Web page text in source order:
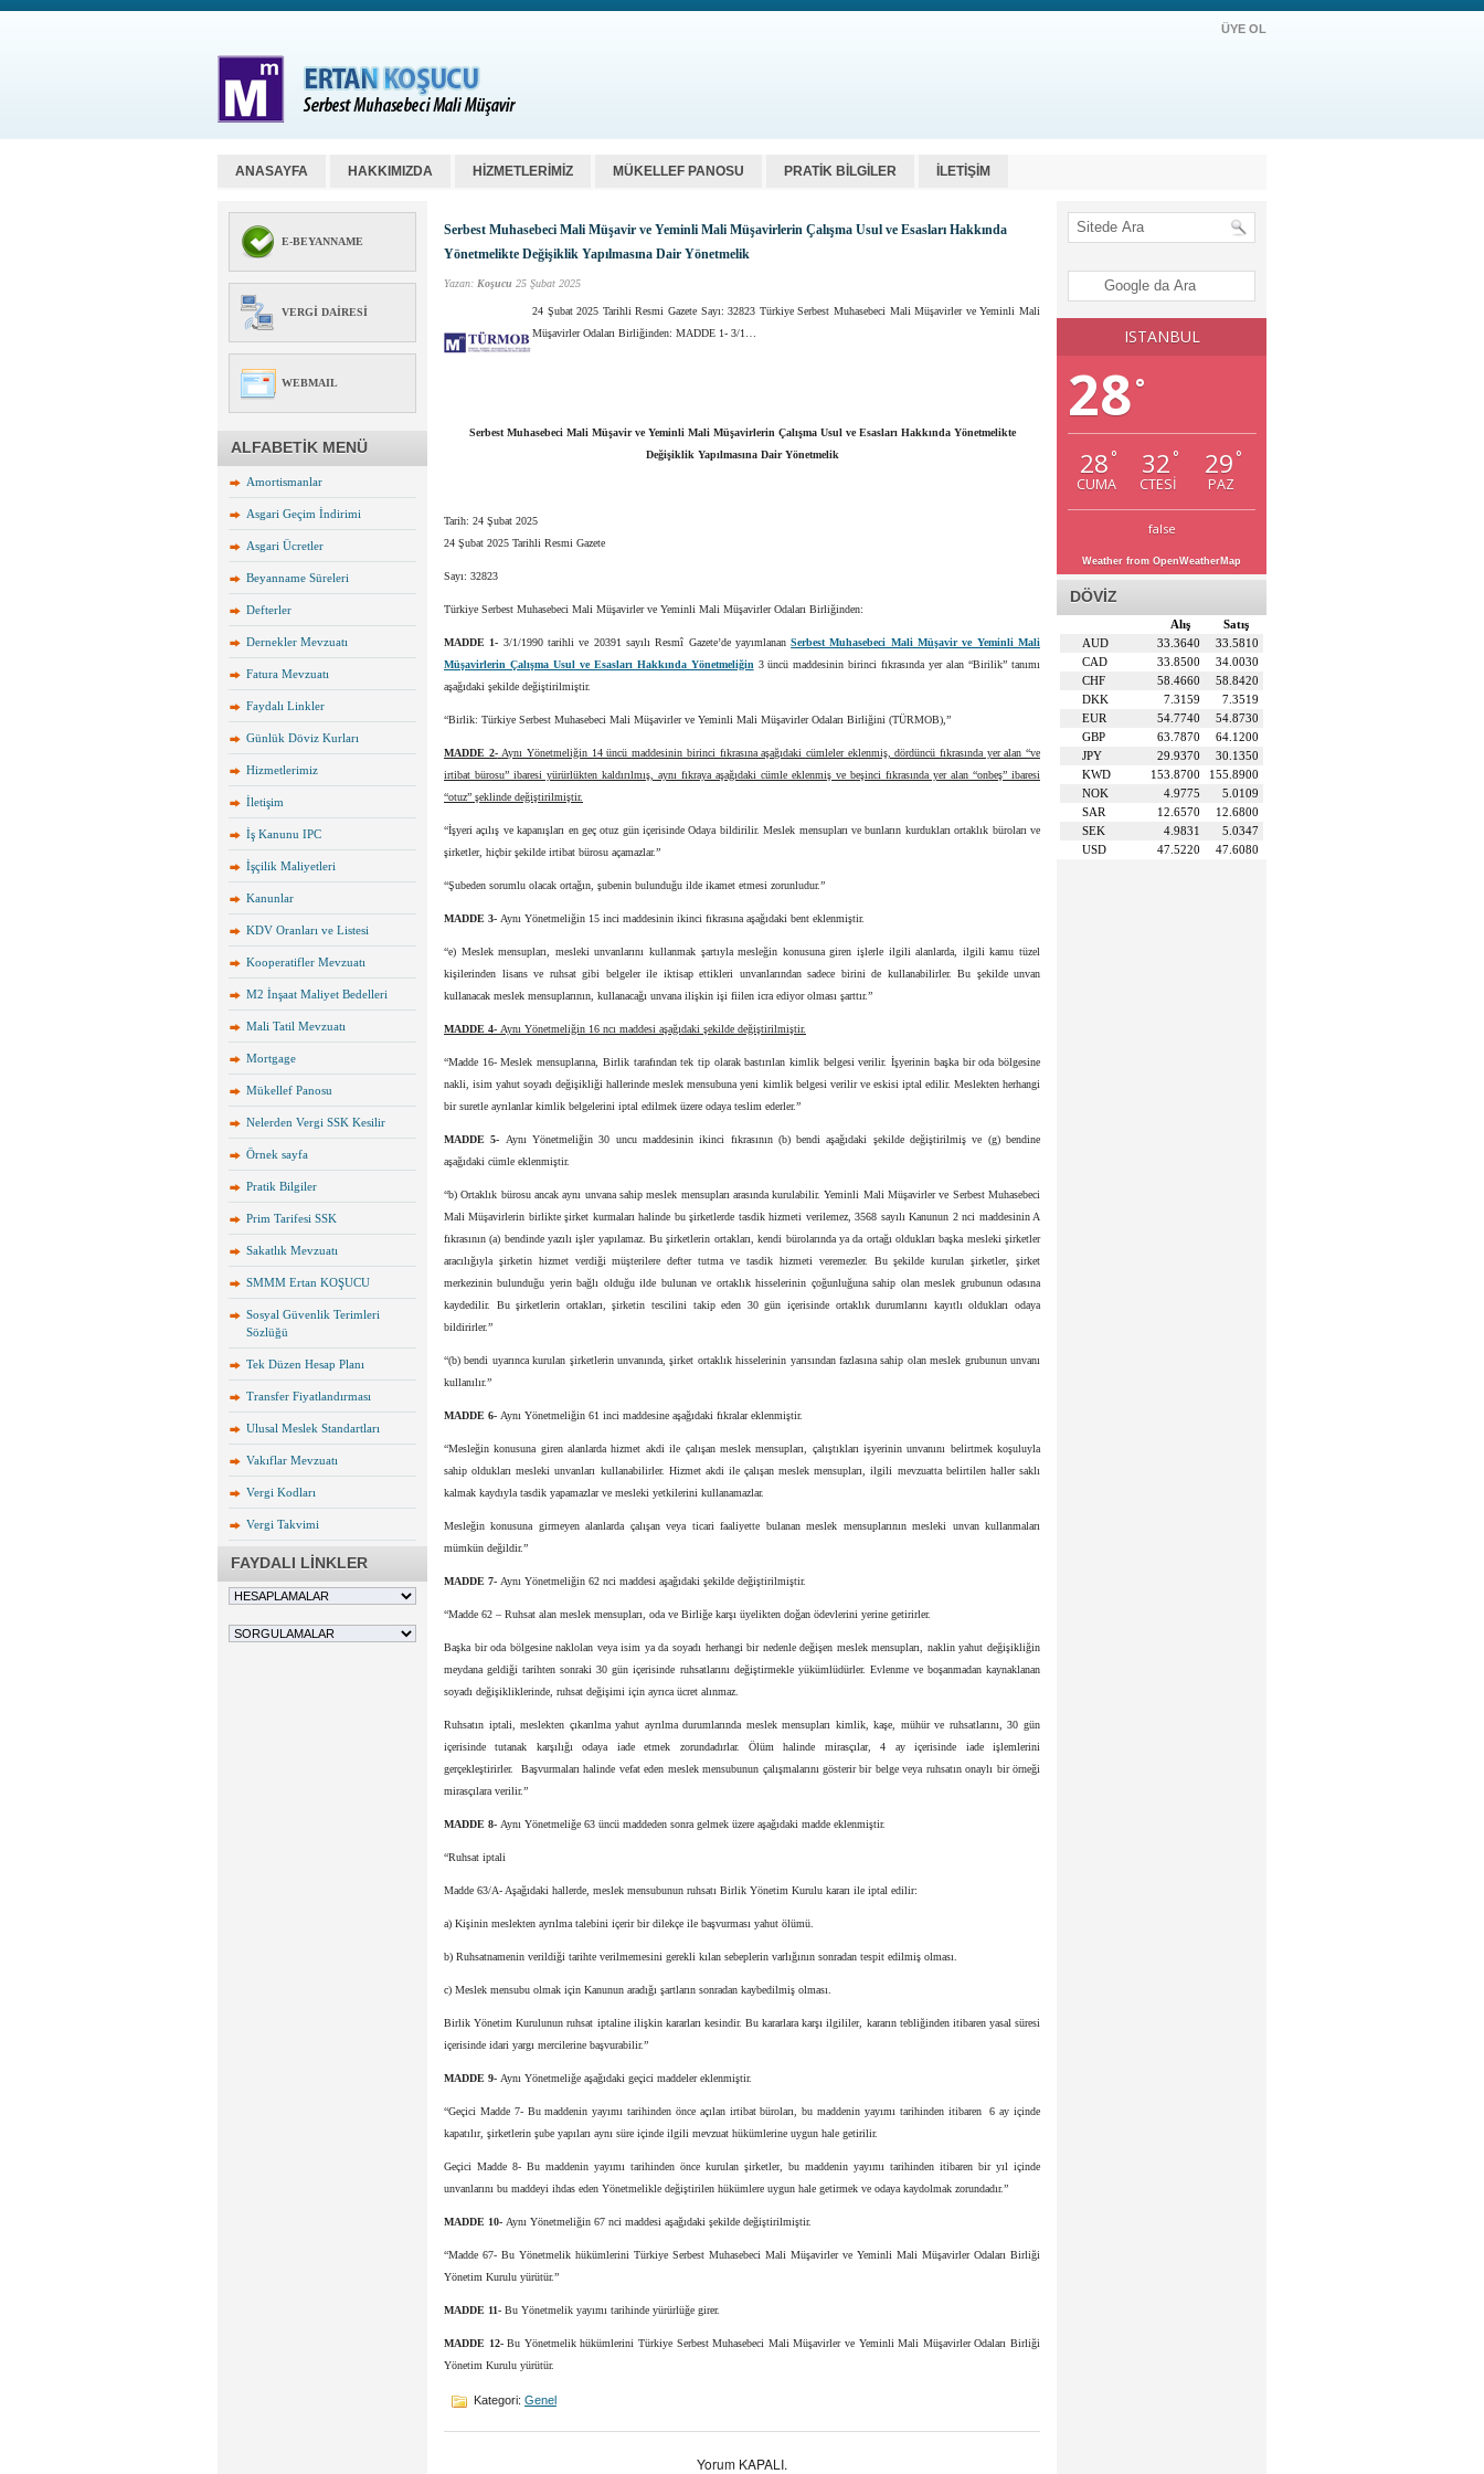
ÜYE OL
ANASAYFA HAKKIMIZDA HİZMETLERİMİZ MÜKELLEF PANOSU PRATİK BİLGİLER İLETİŞİM
E-BEYANNAME
VERGI DAIRESI
WEBMAIL
ALFABETİK MENÜ
Amortismanlar
Asgari Geçim İndirimi
Asgari Ücretler
Beyanname Süreleri
Defterler
Dernekler Mevzuatı
Fatura Mevzuatı
Faydalı Linkler
Günlük Döviz Kurları
Hizmetlerimiz
İletişim
İş Kanunu IPC
İşçilik Maliyetleri
Kanunlar
KDV Oranları ve Listesi
Kooperatifler Mevzuatı
M2 İnşaat Maliyet Bedelleri
Mali Tatil Mevzuatı
Mortgage
Mükellef Panosu
Nelerden Vergi SSK Kesilir
Örnek sayfa
Pratik Bilgiler
Prim Tarifesi SSK
Sakatlık Mevzuatı
SMMM Ertan KOŞUCU
Sosyal Güvenlik Terimleri
Sözlüğü
Tek Düzen Hesap Planı
Transfer Fiyatlandırması
Ulusal Meslek Standartları
Vakıflar Mevzuatı
Vergi Kodları
Vergi Takvimi
FAYDALI LİNKLER
Serbest Muhasebeci Mali Müşavir ve Yeminli Mali Müşavirlerin Çalışma Usul ve Esasları Hakkında
Yönetmelikte Değişiklik Yapılmasına Dair Yönetmelik
Yazan: Koşucu 25 Şubat 2025
24 Şubat 2025 Tarihli Resmi Gazete Sayı: 32823 Türkiye Serbest Muhasebeci Mali Müşavirler ve Yeminli Mali
Müşavirler Odaları Birliğinden: MADDE 1- 3/1…
Serbest Muhasebeci Mali Müşavir ve Yeminli Mali Müşavirlerin Çalışma Usul ve Esasları Hakkında Yönetmelikte
Değişiklik Yapılmasına Dair Yönetmelik
Tarih: 24 Şubat 2025
24 Şubat 2025 Tarihli Resmi Gazete
Sayı: 32823
Türkiye Serbest Muhasebeci Mali Müşavirler ve Yeminli Mali Müşavirler Odaları Birliğinden:
MADDE 1- 3/1/1990 tarihli ve 20391 sayılı Resmî Gazete’de yayımlananSerbest Muhasebeci Mali Müşavir ve Yeminli Mali
Müşavirlerin Çalışma Usul ve Esasları Hakkında Yönetmeliğin 3 üncü maddesinin birinci fıkrasında yer alan “Birilik” tanımı
aşağıdaki şekilde değiştirilmiştir.
“Birlik: Türkiye Serbest Muhasebeci Mali Müşavirler ve Yeminli Mali Müşavirler Odaları Birliğini (TÜRMOB),”
MADDE 2-Aynı Yönetmeliğin 14 üncü maddesinin birinci fıkrasına aşağıdaki cümleler eklenmiş, dördüncü fıkrasında yer alan “ve
irtibat bürosu” ibaresi yürürlükten kaldırılmış, aynı fıkraya aşağıdaki cümle eklenmiş ve beşinci fıkrasında yer alan “onbeş” ibaresi
“otuz” şeklinde değiştirilmiştir.
“İşyeri açılış ve kapanışları en geç otuz gün içerisinde Odaya bildirilir. Meslek mensupları ve bunların kurdukları ortaklık büroları ve
şirketler, hiçbir şekilde irtibat bürosu açamazlar.”
“Şubeden sorumlu olacak ortağın, şubenin bulunduğu ilde ikamet etmesi zorunludur.”
MADDE 3- Aynı Yönetmeliğin 15 inci maddesinin ikinci fıkrasına aşağıdaki bent eklenmiştir.
“e) Meslek mensupları, mesleki unvanlarını kullanmak şartıyla mesleğin konusuna giren işlerle ilgili alanlarda, ilgili kamu tüzel
kişilerinden lisans ve ruhsat gibi belgeler ile iktisap ettikleri unvanlarından sadece birini de kullanabilirler. Bu şekilde unvan
kullanacak meslek mensuplarının, kullanacağı unvana ilişkin işi fiilen icra ediyor olması şarttır.”
MADDE 4- Aynı Yönetmeliğin 16 ncı maddesi aşağıdaki şekilde değiştirilmiştir.
“Madde 16- Meslek mensuplarına, Birlik tarafından tek tip olarak bastırılan kimlik belgesi verilir. İşyerinin başka bir oda bölgesine
nakli, isim yahut soyadı değişikliği hallerinde meslek mensubuna yeni kimlik belgesi verilir ve eskisi iptal edilir. Meslekten herhangi
bir suretle ayrılanlar kimlik belgelerini iptal edilmek üzere odaya teslim ederler.”
MADDE 5- Aynı Yönetmeliğin 30 uncu maddesinin ikinci fıkrasının (b) bendi aşağıdaki şekilde değiştirilmiş ve (g) bendine
aşağıdaki cümle eklenmiştir.
“b) Ortaklık bürosu ancak aynı unvana sahip meslek mensupları arasında kurulabilir. Yeminli Mali Müşavirler ve Serbest Muhasebeci
Mali Müşavirlerin birlikte şirket kurmaları halinde bu şirketlerde tasdik hizmeti verilemez, 3568 sayılı Kanunun 2 nci maddesinin A
fıkrasının (a) bendinde yazılı işler yapılamaz. Bu şirketlerin ortakları, kendi bürolarında ya da ortağı oldukları başka mesleki şirketler
aracılığıyla şirketin hizmet verdiği müşterilere defter tutma ve tasdik hizmeti veremezler. Bu şekilde kurulan şirketler, şirket
merkezinin bulunduğu yerin bağlı olduğu ilde bulunan ve ortaklık hisselerinin çoğunluğuna sahip olan meslek grubunun odasına
kaydedilir. Bu şirketlerin ortakları, şirketin tescilini takip eden 30 gün içerisinde ortaklık durumlarını kayıtlı oldukları odaya
bildirirler.”
“(b) bendi uyarınca kurulan şirketlerin unvanında, şirket ortaklık hisselerinin yarısından fazlasına sahip olan meslek grubunun unvanı
kullanılır.”
MADDE 6- Aynı Yönetmeliğin 61 inci maddesine aşağıdaki fıkralar eklenmiştir.
“Mesleğin konusuna giren alanlarda hizmet akdi ile çalışan meslek mensupları, çalıştıkları işyerinin unvanını belirtmek koşuluyla
sahip oldukları mesleki unvanları kullanabilirler. Hizmet akdi ile çalışan meslek mensupları, ilgili mevzuatta belirtilen haller saklı
kalmak kaydıyla tasdik yapamazlar ve mesleki yetkilerini kullanamazlar.
Mesleğin konusuna girmeyen alanlarda çalışan veya ticari faaliyette bulanan meslek mensuplarının mesleki unvan kullanmaları
mümkün değildir.”
MADDE 7- Aynı Yönetmeliğin 62 nci maddesi aşağıdaki şekilde değiştirilmiştir.
“Madde 62 – Ruhsat alan meslek mensupları, oda ve Birliğe karşı üyelikten doğan ödevlerini yerine getirirler.
Başka bir oda bölgesine naklolan veya isim ya da soyadı herhangi bir nedenle değişen meslek mensupları, naklin yahut değişikliğin
meydana geldiği tarihten sonraki 30 gün içerisinde ruhsatlarını değiştirmekle yükümlüdürler. Evlenme ve boşanmadan kaynaklanan
soyadı değişikliklerinde, ruhsat değişimi için ayrıca ücret alınmaz.
Ruhsatın iptali, meslekten çıkarılma yahut ayrılma durumlarında meslek mensupları kimlik, kaşe, mühür ve ruhsatlarını, 30 gün
içerisinde tutanak karşılığı odaya iade etmek zorundadırlar. Ölüm halinde mirasçılar, 4 ay içerisinde iade işlemlerini
gerçekleştirirler. Başvurmaları halinde vefat eden meslek mensubunun çalışmalarını gösterir bir belge veya ruhsatın onaylı bir örneği
mirasçılara verilir.”
MADDE 8- Aynı Yönetmeliğe 63 üncü maddeden sonra gelmek üzere aşağıdaki madde eklenmiştir.
“Ruhsat iptali
Madde 63/A- Aşağıdaki hallerde, meslek mensubunun ruhsatı Birlik Yönetim Kurulu kararı ile iptal edilir:
a) Kişinin meslekten ayrılma talebini içerir bir dilekçe ile başvurması yahut ölümü.
b) Ruhsatnamenin verildiği tarihte verilmemesini gerekli kılan sebeplerin varlığının sonradan tespit edilmiş olması.
c) Meslek mensubu olmak için Kanunun aradığı şartların sonradan kaybedilmiş olması.
Birlik Yönetim Kurulunun ruhsat iptaline ilişkin kararları kesindir. Bu kararlara karşı ilgililer, kararın tebliğinden itibaren yasal süresi
içerisinde idari yargı mercilerine başvurabilir.”
MADDE 9- Aynı Yönetmeliğe aşağıdaki geçici maddeler eklenmiştir.
“Geçici Madde 7- Bu maddenin yayımı tarihinden önce açılan irtibat büroları, bu maddenin yayımı tarihinden itibaren 6 ay içinde
kapatılır, şirketlerin şube yapıları aynı süre içinde ilgili mevzuat hükümlerine uygun hale getirilir.
Geçici Madde 8- Bu maddenin yayımı tarihinden önce kurulan şirketler, bu maddenin yayımı tarihinden itibaren bir yıl içinde
unvanlarını bu maddeyi ihdas eden Yönetmelikle değiştirilen hükümlere uygun hale getirmek ve odaya kaydolmak zorundadır.”
MADDE 10- Aynı Yönetmeliğin 67 nci maddesi aşağıdaki şekilde değiştirilmiştir.
“Madde 67- Bu Yönetmelik hükümlerini Türkiye Serbest Muhasebeci Mali Müşavirler ve Yeminli Mali Müşavirler Odaları Birliği
Yönetim Kurulu yürütür.”
MADDE 11- Bu Yönetmelik yayımı tarihinde yürürlüğe girer.
MADDE 12-Bu Yönetmelik hükümlerini Türkiye Serbest Muhasebeci Mali Müşavirler ve Yeminli Mali Müşavirler Odaları Birliği
Yönetim Kurulu yürütür.
Kategori: Genel
Yorum KAPALI.
ISTANBUL
28°
28 °
CUMA
32 °
CTESI
29 °
PAZ
false
Weather from OpenWeatherMap
DÖVİZ
Satış
Alış
AUD
33.5810
33.3640
CAD
34.0030
33.8500
CHF
58.8420
58.4660
DKK
7.3519
7.3159
EUR
54.8730
54.7740
GBP
64.1200
63.7870
JPY
30.1350
29.9370
KWD
155.8900
153.8700
NOK
5.0109
4.9775
SAR
12.6800
12.6570
SEK
5.0347
4.9831
USD
47.6080
47.5220